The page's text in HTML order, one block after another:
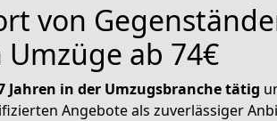
von
ab 74€
Jahren in der Umzugsbranche tätig
Angebote als zuverlässiger